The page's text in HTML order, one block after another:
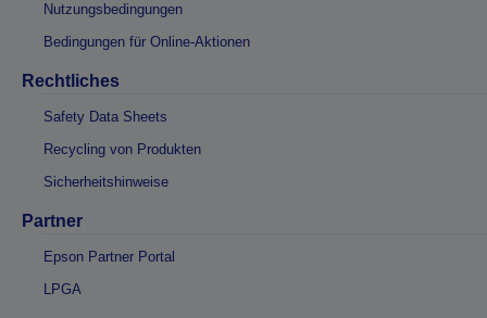
Nutzungsbedingungen
Bedingungen für Online-Aktionen
Rechtliches
Safety Data Sheets
Recycling von Produkten
Sicherheitshinweise
Partner
Epson Partner Portal
LPGA